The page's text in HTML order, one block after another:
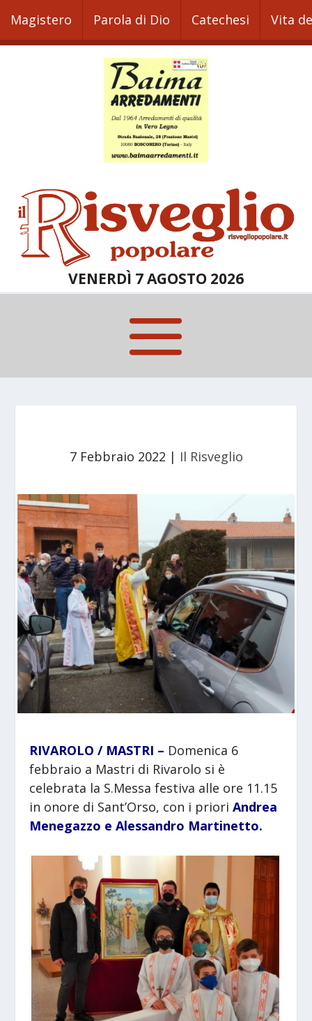
Magistero Parola di Dio Catechesi Vita
VENERDÌ 7 AGOSTO 2026
7 Febbraio 2022 | Il Risveglio
RIVAROLO / MASTRI – Domenica 6
febbraio a Mastri di Rivarolo si è
celebrata la S.Messa festiva alle ore 11.15
in onore di Sant’Orso, con i priori Andrea
Menegazzo e Alessandro Martinetto.